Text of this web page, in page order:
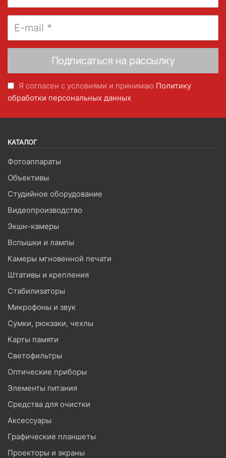
Я согласен с условиями и принимаю Политику
обработки персональных данных
КАТАЛОГ
Фотоаппараты
Объективы
Студийное оборудование
Видеопроизводство
Экшн-камеры
Вспышки и лампы
Камеры мгновенной печати
Штативы и крепления
Стабилизаторы
Микрофоны и звук
Сумки, рюкзаки, чехлы
Карты памяти
Светофильтры
Оптические приборы
Элементы питания
Средства для очистки
Аксессуары
Графические планшеты
Проекторы и экраны